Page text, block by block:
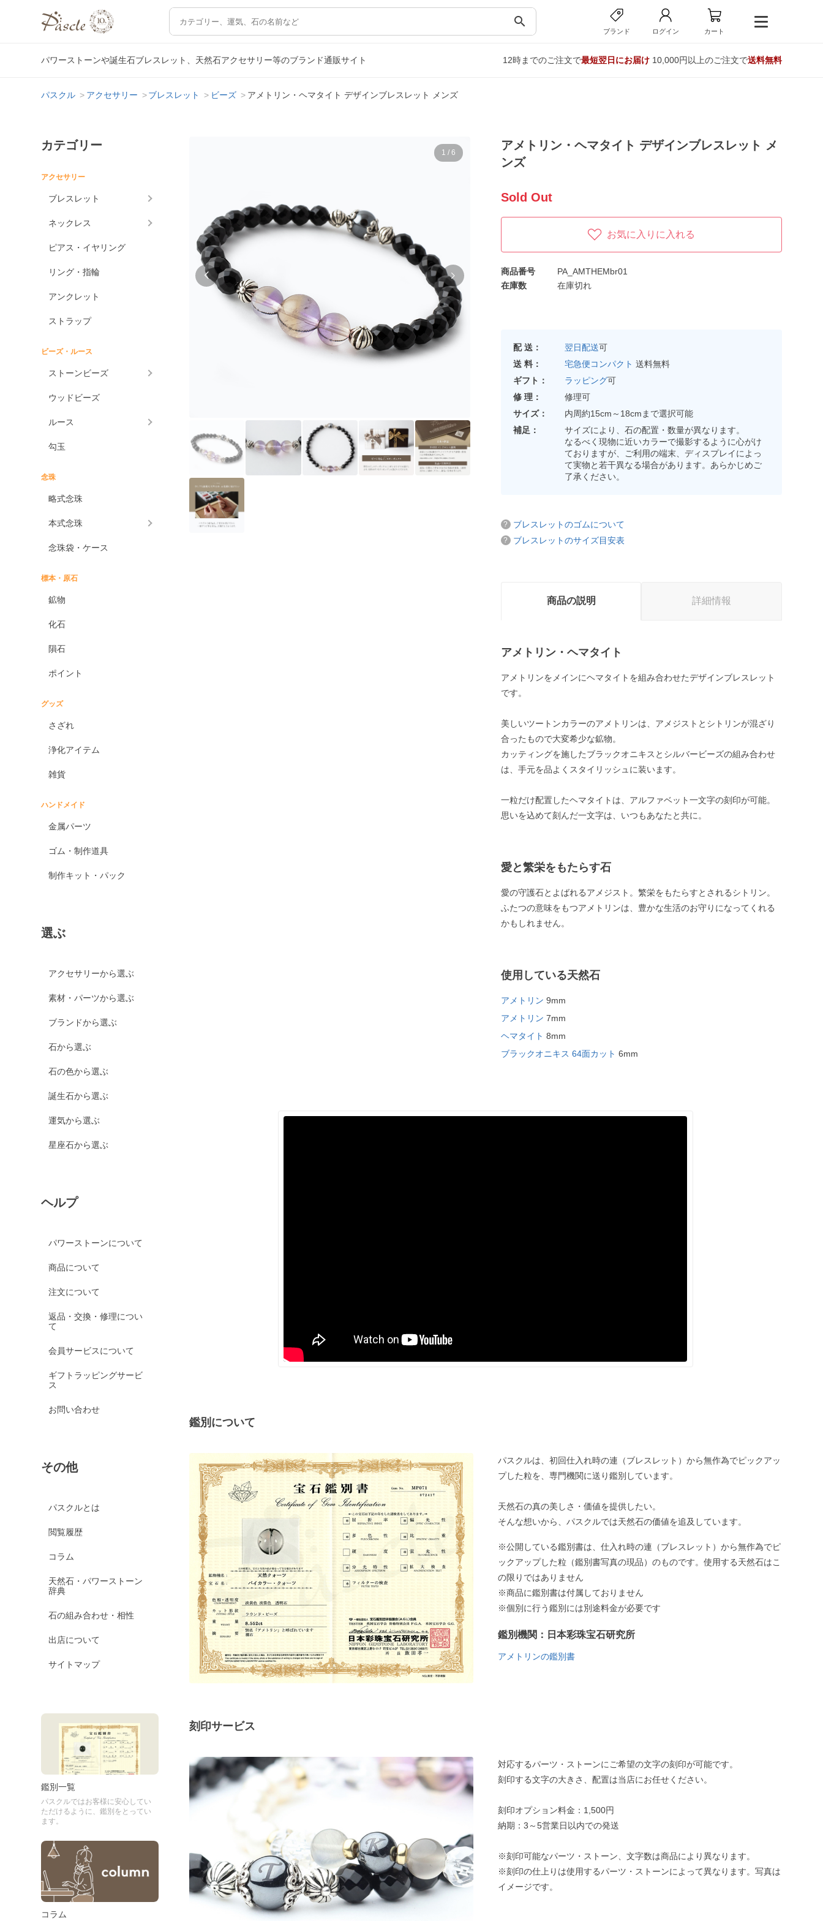
search
ブランド ログイン カート
パワーストーンや誕生石ブレスレット、天然石アクセサリー等のブランド通販サイト 12時までのご注文で最短翌日にお届け10,000円以上のご注文で送料無料
パスクル アクセサリー ブレスレット ビーズ アメトリン・ヘマタイト デザインブレスレット メンズ
カテゴリー
アクセサリー
ブレスレット
ネックレス
ピアス・イヤリング
リング・指輪
アンクレット
ストラップ
ビーズ・ルース
ストーンビーズ
ウッドビーズ
ルース
勾玉
念珠
略式念珠
本式念珠
念珠袋・ケース
標本・原石
鉱物
化石
隕石
ポイント
グッズ
さざれ
浄化アイテム
雑貨
ハンドメイド
金属パーツ
ゴム・制作道具
制作キット・パック
選ぶ
アクセサリーから選ぶ
素材・パーツから選ぶ
ブランドから選ぶ
石から選ぶ
石の色から選ぶ
誕生石から選ぶ
運気から選ぶ
星座石から選ぶ
ヘルプ
パワーストーンについて
商品について
注文について
返品・交換・修理につい
て
会員サービスについて
ギフトラッピングサービ
ス
お問い合わせ
その他
パスクルとは
閲覧履歴
コラム
天然石・パワーストーン
辞典
石の組み合わせ・相性
出店について
サイトマップ
鑑別一覧
パスクルではお客様に安心してい
ただけるように、鑑別をとってい
ます。
コラム
1 / 6
アメトリン・ヘマタイト デザインブレスレット メ
ンズ
Sold Out
お気に入りに入れる
商品番号
PA_AMTHEMbr01
在庫数
在庫切れ
配 送： 翌日配送可
送 料：
宅急便コンパクト 送料無料
ギフト：
ラッピング可
修 理：
修理可
サイズ：
内周約15cm～18cmまで選択可能
補足：
サイズにより、石の配置・数量が異なります。
なるべく現物に近いカラーで撮影するように心がけ
ておりますが、ご利用の端末、ディスプレイによっ
て実物と若干異なる場合があります。あらかじめご
了承ください。
ブレスレットのゴムについて
ブレスレットのサイズ目安表
商品の説明 詳細情報
アメトリン・ヘマタイト
アメトリンをメインにヘマタイトを組み合わせたデザインブレスレット
です。
美しいツートンカラーのアメトリンは、アメジストとシトリンが混ざり
合ったもので大変希少な鉱物。
カッティングを施したブラックオニキスとシルバービーズの組み合わせ
は、手元を品よくスタイリッシュに装います。
一粒だけ配置したヘマタイトは、アルファベット一文字の刻印が可能。
思いを込めて刻んだ一文字は、いつもあなたと共に。
愛と繁栄をもたらす石
愛の守護石とよばれるアメジスト。繁栄をもたらすとされるシトリン。
ふたつの意味をもつアメトリンは、豊かな生活のお守りになってくれる
かもしれません。
使用している天然石
アメトリン 9mm
アメトリン 7mm
ヘマタイト 8mm
ブラックオニキス 64面カット 6mm
鑑別について
パスクルは、初回仕入れ時の連（ブレスレット）から無作為でピックアッ
プした粒を、専門機関に送り鑑別しています。
天然石の真の美しさ・価値を提供したい。
そんな想いから、パスクルでは天然石の価値を追及しています。
※公開している鑑別書は、仕入れ時の連（ブレスレット）から無作為でピ
ックアップした粒（鑑別書写真の現品）のものです。使用する天然石はこ
の限りではありません
※商品に鑑別書は付属しておりません
※個別に行う鑑別には別途料金が必要です
鑑別機関：日本彩珠宝石研究所
アメトリンの鑑別書
刻印サービス
対応するパーツ・ストーンにご希望の文字の刻印が可能です。
刻印する文字の大きさ、配置は当店にお任せください。
刻印オプション料金：1,500円
納期：3～5営業日以内での発送
※刻印可能なパーツ・ストーン、文字数は商品により異なります。
※刻印の仕上りは使用するパーツ・ストーンによって異なります。写真は
イメージです。